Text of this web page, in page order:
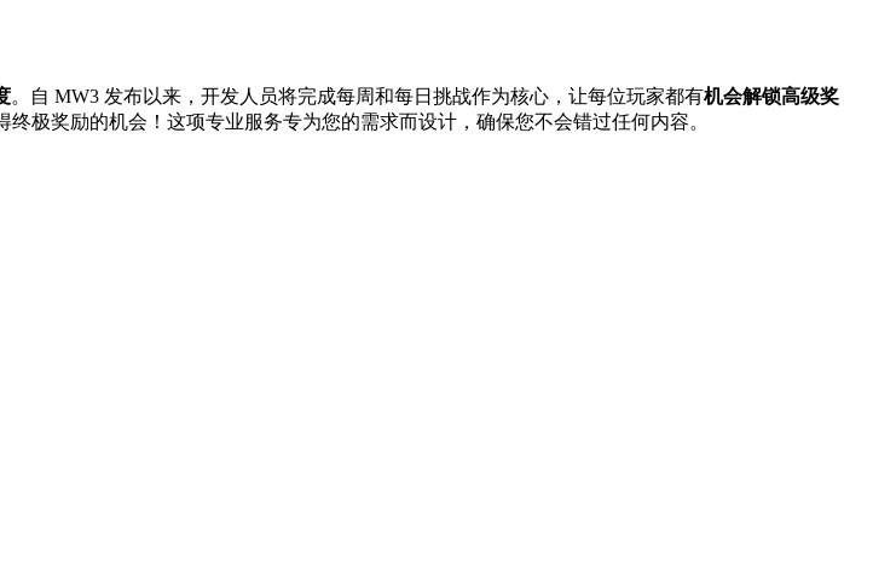
。自 MW3 发布以来，开发人员将完成每周和每日挑战作为核心，让每位玩家都有机会解锁高级奖
极奖励的机会！这项专业服务专为您的需求而设计，确保您不会错过任何内容。